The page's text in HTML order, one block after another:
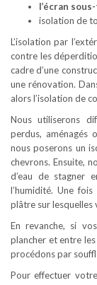
l’écran
isolation de
L’isolation par
contre les
cadre d’une
une rénovation.
alors l’isolation de
Nous utiliserons
perdus, aménagés
nous poserons un
chevrons. Ensuite,
d’eau de stagner
l’humidité. Une
plâtre sur
En revanche, si
plancher et entre les
procédons par
Pour effectuer